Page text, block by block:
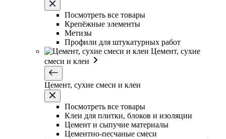
Посмотреть все товары
Крепёжные элементы
Метизы
Профили для штукатурных работ
Цемент, сухие
смеси и клеи
Цемент, сухие смеси и клеи
Посмотреть все товары
Клеи для плитки, блоков и изоляции
Цемент и сыпучие материалы
Цементно-песчаные смеси